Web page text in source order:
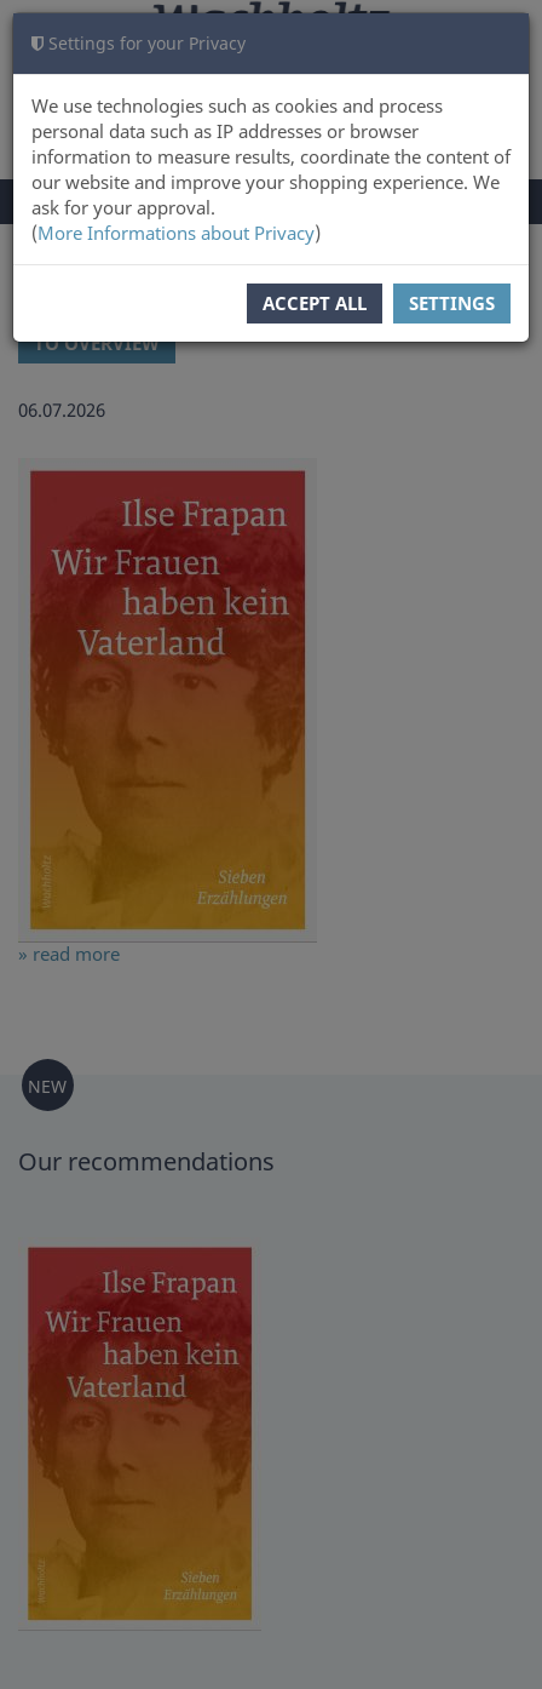
Settings for your Privacy
We use technologies such as cookies and process
personal data such as IP addresses or browser
information to measure results, coordinate the content of
our website and improve your shopping experience. We
ask for your approval.
(More Informations about Privacy)
ACCEPT ALL SETTINGS
LOG IN CART 0
TOGGLE
NAVIGATION
Menu
Latest news and updates at Wachholtz Verlag Online-Shop
TO OVERVIEW
06.07.2026
» read more
Our recommendations
NEW